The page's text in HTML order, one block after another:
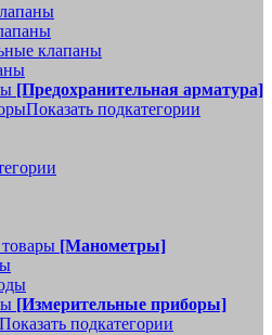
клапаны
[Предохранительная арматура]
Показать подкатегории
[Манометры]
[Измерительные приборы]
Показать подкатегории